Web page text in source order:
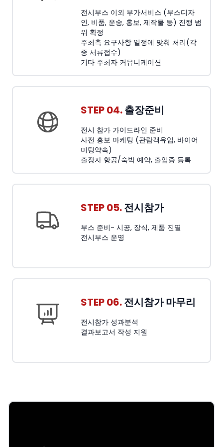
전시부스 이외 부가서비스 (부스디자
인, 비품, 운송, 홍보, 제작물 등) 진행 범
위 확정
주최측 요구사항 일정에 맞춰 처리(각
종 서류접수)
기타 주최자 커뮤니케이션
STEP 04.출장준비
전시 참가 가이드라인 준비
사전 홍보 마케팅 (관람객유입, 바이어
미팅약속)
출장자 항공/숙박 예약, 출입증 등록
STEP 05.전시참가
부스 준비- 시공, 장식, 제품 진열
전시부스 운영
STEP 06.전시참가 마무리
전시참가 성과분석
결과보고서 작성 지원